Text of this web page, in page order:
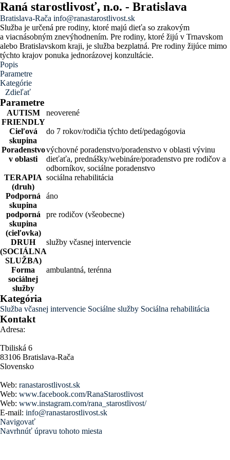
Raná starostlivosť, n.o. - Bratislava
Bratislava-Rača info@ranastarostlivost.sk
Služba je určená pre rodiny, ktoré majú dieťa so zrakovým
a viacnásobným znevýhodnením. Pre rodiny, ktoré žijú v Trnavskom
alebo Bratislavskom kraji, je služba bezplatná. Pre rodiny žijúce mimo
týchto krajov ponuka jednorázovej konzultácie.
Popis
Parametre
Kategórie
Zdieľať
Parametre
AUTISM
FRIENDLY
neoverené
Cieľová
skupina
do 7 rokov/rodičia týchto detí/pedagógovia
Poradenstvo
v oblasti
výchovné poradenstvo/poradenstvo v oblasti vývinu
dieťaťa, prednášky/webináre/poradenstvo pre rodičov a
odborníkov, sociálne poradenstvo
TERAPIA
(druh)
sociálna rehabilitácia
Podporná
skupina
áno
podporná
skupina
(cieľovka)
pre rodičov (všeobecne)
DRUH
(SOCIÁLNA
SLUŽBA)
služby včasnej intervencie
Forma
sociálnej
služby
ambulantná, terénna
Kategória
Služba včasnej intervencie Sociálne služby Sociálna rehabilitácia
Kontakt
Adresa:
Tbiliská 6
83106 Bratislava-Rača
Slovensko
Web: ranastarostlivost.sk
Web: www.facebook.com/RanaStarostlivost
Web: www.instagram.com/rana_starostlivost/
E-mail: info@ranastarostlivost.sk
Navigovať
Navrhnúť úpravu tohoto miesta